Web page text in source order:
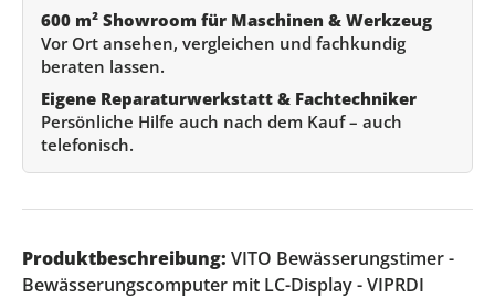
600 m² Showroom für Maschinen & Werkzeug
Vor Ort ansehen, vergleichen und fachkundig
beraten lassen.
Eigene Reparaturwerkstatt & Fachtechniker
Persönliche Hilfe auch nach dem Kauf – auch
telefonisch.
Produktbeschreibung: VITO Bewässerungstimer -
Bewässerungscomputer mit LC-Display - VIPRDI